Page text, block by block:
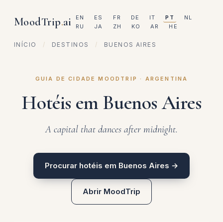
MoodTrip.ai EN ES FR DE IT PT
NL
RU
JA ZH KO AR HE
INÍCIO / DESTINOS / BUENOS AIRES
GUIA DE CIDADE MOODTRIP · ARGENTINA
Hotéis em Buenos Aires
A capital that dances after midnight.
Procurar hotéis em Buenos Aires →
Abrir MoodTrip